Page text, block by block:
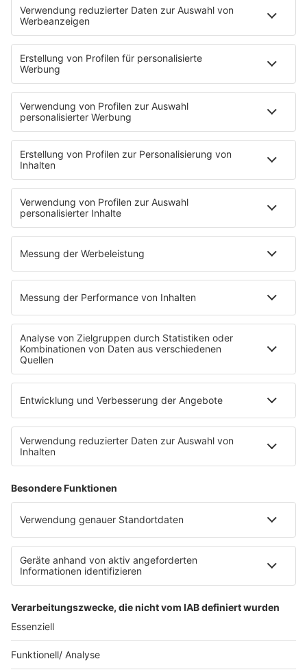
Programmübersicht
Team
Podcasts
Access All Areas
delta Backstage
Jahrhundertgeschichten
Mein delta radio
App
DAB+
Empfang
Jobs & Praktika
Service
Datenschutz
Datenschutzeinstellungen
Impressum
Nutzungsbedingungen
Stromvergleich
Werbung buchen
Moderatoren buchen